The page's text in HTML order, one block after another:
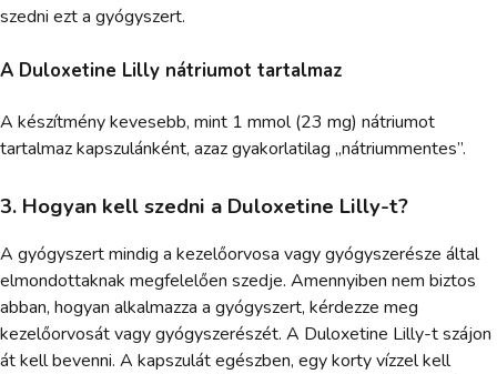
szedni ezt a gyógyszert.
A Duloxetine Lilly nátriumot tartalmaz
A készítmény kevesebb, mint 1 mmol (23 mg) nátriumot
tartalmaz kapszulánként, azaz gyakorlatilag „nátriummentes”.
3. Hogyan kell szedni a Duloxetine Lilly-t?
A gyógyszert mindig a kezelőorvosa vagy gyógyszerésze által
elmondottaknak megfelelően szedje. Amennyiben nem biztos
abban, hogyan alkalmazza a gyógyszert, kérdezze meg
kezelőorvosát vagy gyógyszerészét. A Duloxetine Lilly-t szájon
át kell bevenni. A kapszulát egészben, egy korty vízzel kell